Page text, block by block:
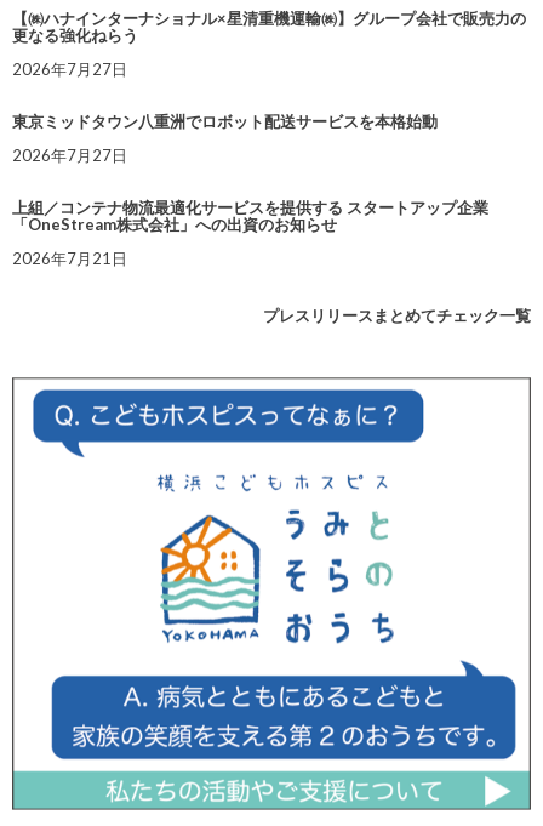
【㈱ハナインターナショナル×星清重機運輸㈱】グループ会社で販売力の
更なる強化ねらう
2026年7月27日
東京ミッドタウン八重洲でロボット配送サービスを本格始動
2026年7月27日
上組／コンテナ物流最適化サービスを提供する スタートアップ企業
「OneStream株式会社」への出資のお知らせ
2026年7月21日
プレスリリースまとめてチェック一覧